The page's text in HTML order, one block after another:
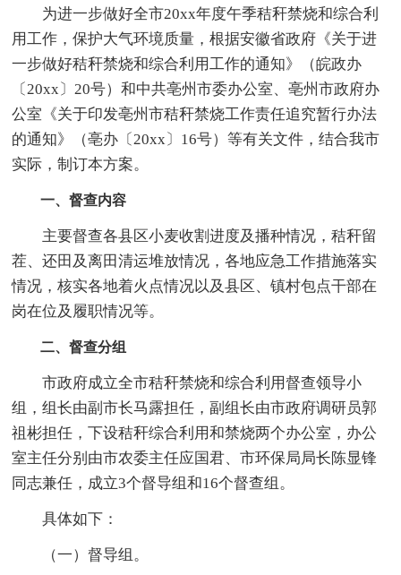
为进一步做好全市20xx年度午季秸秆禁烧和综合利
用工作，保护大气环境质量，根据安徽省政府《关于进
一步做好秸秆禁烧和综合利用工作的通知》（皖政办
〔20xx〕20号）和中共亳州市委办公室、亳州市政府办
公室《关于印发亳州市秸秆禁烧工作责任追究暂行办法
的通知》（亳办〔20xx〕16号）等有关文件，结合我市
实际，制订本方案。
一、督查内容
主要督查各县区小麦收割进度及播种情况，秸秆留
茬、还田及离田清运堆放情况，各地应急工作措施落实
情况，核实各地着火点情况以及县区、镇村包点干部在
岗在位及履职情况等。
二、督查分组
市政府成立全市秸秆禁烧和综合利用督查领导小
组，组长由副市长马露担任，副组长由市政府调研员郭
祖彬担任，下设秸秆综合利用和禁烧两个办公室，办公
室主任分别由市农委主任应国君、市环保局局长陈显锋
同志兼任，成立3个督导组和16个督查组。
具体如下：
（一）督导组。